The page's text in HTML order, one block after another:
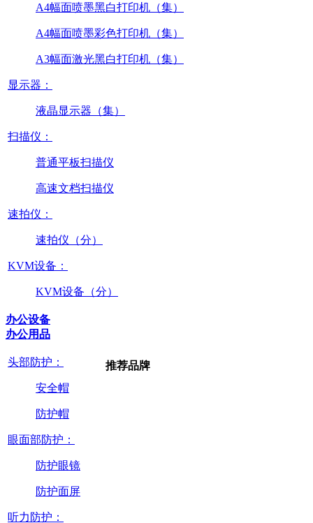
A4幅面喷墨黑白打印机（集）
A4幅面喷墨彩色打印机（集）
A3幅面激光黑白打印机（集）
显示器：
液晶显示器（集）
扫描仪：
普通平板扫描仪
高速文档扫描仪
速拍仪：
速拍仪（分）
KVM设备：
KVM设备（分）
办公设备
办公用品
头部防护：
安全帽
防护帽
眼面部防护：
防护眼镜
防护面屏
听力防护：
推荐品牌